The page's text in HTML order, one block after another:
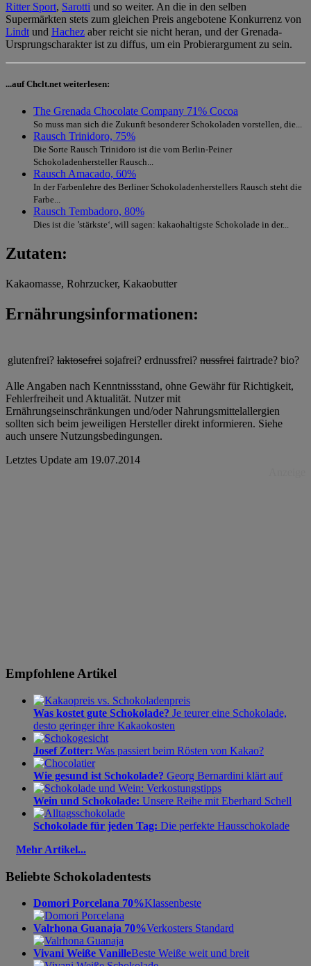
Ritter Sport, Sarotti und so weiter. An die in den selben
Supermärkten stets zum gleichen Preis angebotene Konkurrenz von
Lindt und Hachez aber reicht sie nicht heran, und der Grenada-
Ursprungscharakter ist zu diffus, um ein Probierargument zu sein.
...auf Chclt.net weiterlesen:
The Grenada Chocolate Company 71% Cocoa
So muss man sich die Zukunft besonderer Schokoladen vorstellen, die...
Rausch Trinidoro, 75%
Die Sorte Rausch Trinidoro ist die vom Berlin-Peiner
Schokoladenhersteller Rausch...
Rausch Amacado, 60%
In der Farbenlehre des Berliner Schokoladenherstellers Rausch steht die
Farbe...
Rausch Tembadoro, 80%
Dies ist die ’stärkste‘, will sagen: kakaohaltigste Schokolade in der...
Zutaten:
Kakaomasse, Rohrzucker, Kakaobutter
Ernährungsinformationen:
glutenfrei? laktosefrei sojafrei? erdnussfrei? nussfrei fairtrade? bio?
Alle Angaben nach Kenntnissstand, ohne Gewähr für Richtigkeit,
Fehlerfreiheit und Aktualität. Nutzer mit
Ernährungseinschränkungen und/oder Nahrungsmittelallergien
sollten sich beim jeweiligen Hersteller direkt informieren. Siehe
auch unsere Nutzungsbedingungen.
Letztes Update am 19.07.2014
Empfohlene Artikel
Was kostet gute Schokolade? Je teurer eine Schokolade,
desto geringer ihre Kakaokosten
Josef Zotter: Was passiert beim Rösten von Kakao?
Wie gesund ist Schokolade? Georg Bernardini klärt auf
Wein und Schokolade: Unsere Reihe mit Eberhard Schell
Schokolade für jeden Tag: Die perfekte Hausschokolade
Mehr Artikel...
Beliebte Schokoladentests
Domori Porcelana 70%Klassenbeste
Valrhona Guanaja 70%Verkosters Standard
Vivani Weiße VanilleBeste Weiße weit und breit